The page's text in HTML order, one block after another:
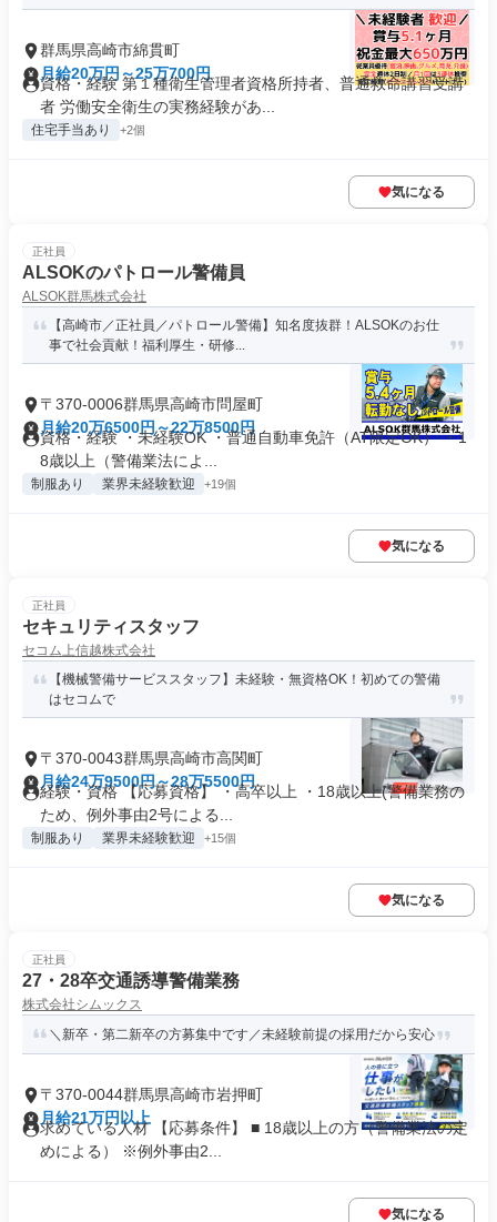
群馬県高崎市綿貫町
月給20万円～25万700円
資格・経験 第１種衛生管理者資格所持者、普通救命講習受講
者 労働安全衛生の実務経験があ...
住宅手当あり +2個
気になる
正社員
ALSOKのパトロール警備員
ALSOK群馬株式会社
【高崎市／正社員／パトロール警備】知名度抜群！ALSOKのお仕
事で社会貢献！福利厚生・研修...
〒370-0006群馬県高崎市問屋町
月給20万6500円～22万8500円
資格・経験 ・未経験OK ・普通自動車免許（AT限定OK） ・1
8歳以上（警備業法によ...
制服あり 業界未経験歓迎 +19個
気になる
正社員
セキュリティスタッフ
セコム上信越株式会社
【機械警備サービススタッフ】未経験・無資格OK！初めての警備
はセコムで
〒370-0043群馬県高崎市高関町
月給24万9500円～28万5500円
経験・資格 【応募資格】 ・高卒以上 ・18歳以上(警備業務の
ため、例外事由2号による...
制服あり 業界未経験歓迎 +15個
気になる
正社員
27・28卒交通誘導警備業務
株式会社シムックス
＼新卒・第二新卒の方募集中です／未経験前提の採用だから安心
〒370-0044群馬県高崎市岩押町
月給21万円以上
求めている人材 【応募条件】 ■ 18歳以上の方（警備業法の定
めによる） ※例外事由2...
気になる